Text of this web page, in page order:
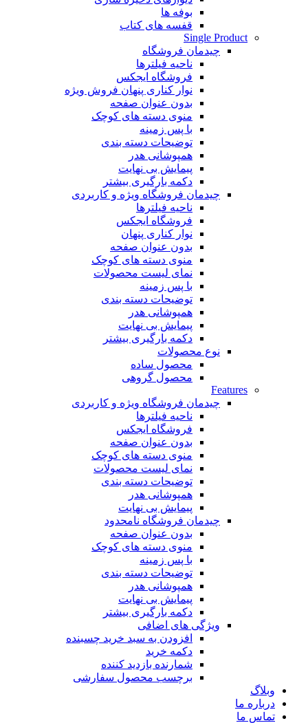
بوفه ها
قفسه های کتاب
Single Product
چیدمان فروشگاه
ناحیه فیلترها
فروشگاه ایجکس
نوار کناری پنهان فروش ویژه
بدون عنوان صفحه
منوی دسته های کوچک
با پس زمینه
توضیحات دسته بندی
همپوشانی هدر
پیمایش بی نهایت
دکمه بارگیری بیشتر
چیدمان فروشگاه ویژه و کاربردی
ناحیه فیلترها
فروشگاه ایجکس
نوار کناری پنهان
بدون عنوان صفحه
منوی دسته های کوچک
نمای لیست محصولات
با پس زمینه
توضیحات دسته بندی
همپوشانی هدر
پیمایش بی نهایت
دکمه بارگیری بیشتر
نوع محصولات
محصول ساده
محصول گروهی
Features
چیدمان فروشگاه ویژه و کاربردی
ناحیه فیلترها
فروشگاه ایجکس
بدون عنوان صفحه
منوی دسته های کوچک
نمای لیست محصولات
توضیحات دسته بندی
همپوشانی هدر
پیمایش بی نهایت
چیدمان فروشگاه نامحدود
بدون عنوان صفحه
منوی دسته های کوچک
با پس زمینه
توضیحات دسته بندی
همپوشانی هدر
پیمایش بی نهایت
دکمه بارگیری بیشتر
ویژگی های اضافی
افزودن به سبد خرید چسبنده
دکمه خرید
شمارنده بازدید کننده
برچسب محصول سفارشی
وبلاگ
درباره ما
تماس ما